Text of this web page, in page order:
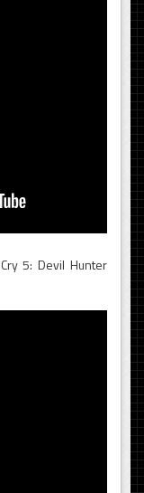
5: Devil Hunter